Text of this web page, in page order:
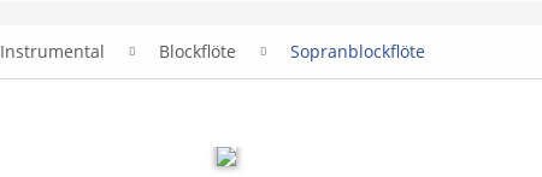
Instrumental Blockflöte Sopranblockflöte